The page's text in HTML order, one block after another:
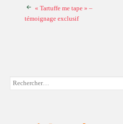
« Tartuffe me tape » –
témoignage exclusif